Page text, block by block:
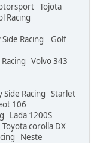
Tojota
Racing
Racing Golf
Volvo 343
Racing Starlet
106
Lada 1200S
corolla DX
Neste